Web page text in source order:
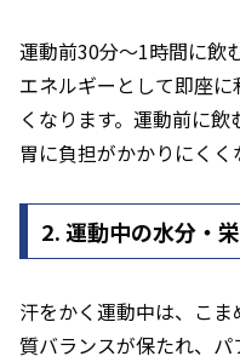
運動前30分〜1時間に飲
エネルギーとして即座
くなります。運動前に
胃に負担がかかりにくく
2. 運動中の水分・
汗をかく運動中は、こ
質バランスが保たれ、